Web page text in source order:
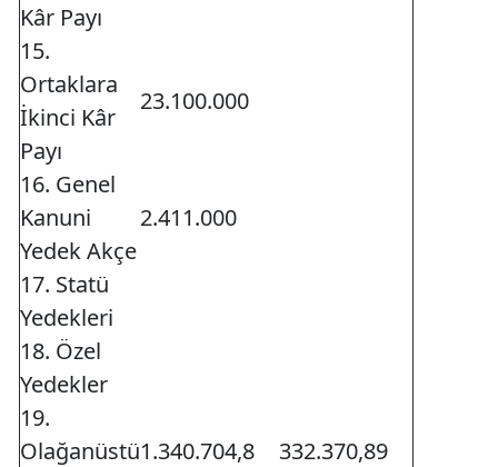
Kâr Payı
15.
Ortaklara
İkinci Kâr
Payı
23.100.000
16. Genel
Kanuni
Yedek Akçe
2.411.000
17. Statü
Yedekleri
18. Özel
Yedekler
19.
Olağanüstü1.340.704,8 332.370,89